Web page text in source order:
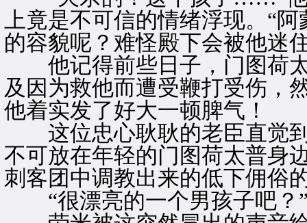
上竟是不可信的情绪浮现。“
的容貌呢？难怪殿下会被他
他记得前些日子，门图荷太
及因为救他而遭受鞭打受伤，
他着实发了好大一顿脾气！
这位忠心耿耿的老臣直觉到
不可放在年轻的门图荷太普身
刺客团中调教出来的低下佣俗
“很漂亮的一个男孩子吧？